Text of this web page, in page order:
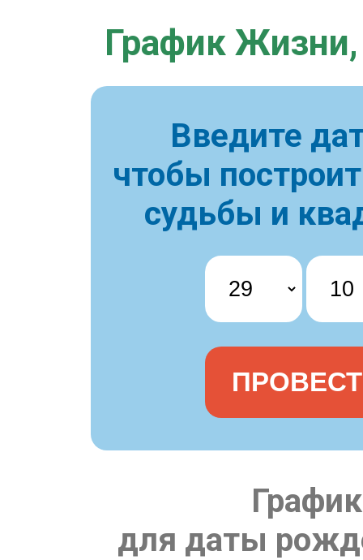
График Жизни,
Введите
чтобы
судьбы и
для даты